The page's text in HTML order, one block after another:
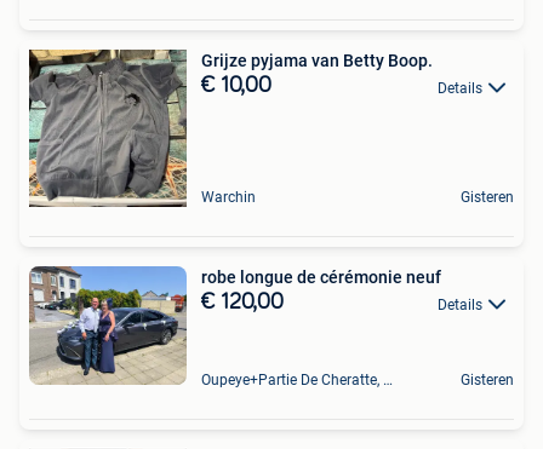
Grijze pyjama van Betty Boop.
€ 10,00 Details
Warchin Gisteren
robe longue de cérémonie neuf
€ 120,00 Details
Oupeye+Partie De Cheratte, Herstal Et Wandre Gisteren